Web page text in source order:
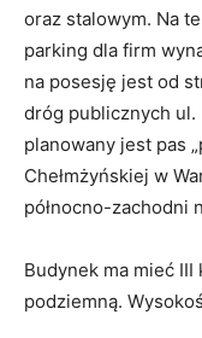
oraz stalowym. Na
parking dla firm
na posesję jest od
dróg publicznych ul.
planowany jest pas
Chełmżyńskiej w
północno-zachodni
Budynek ma mieć
podziemną.